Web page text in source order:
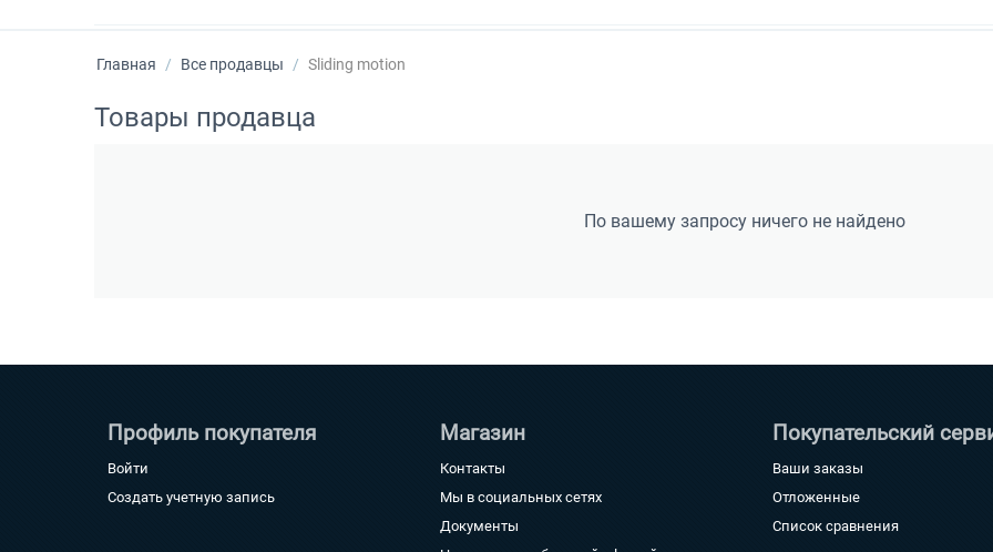
Главная / Все продавцы / Sliding motion
Товары продавца
По вашему запросу ничего не найдено
Профиль покупателя
Войти
Создать учетную запись
Магазин
Контакты
Мы в социальных сетях
Документы
Покупательский
Ваши заказы
Отложенные
Список сравнения